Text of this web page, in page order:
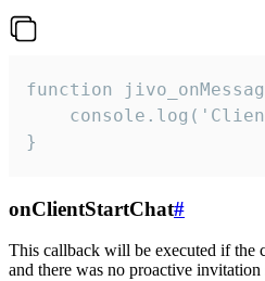
function
}
onClientStartChat#
This callback will be executed if the
and there was no proactive invitation